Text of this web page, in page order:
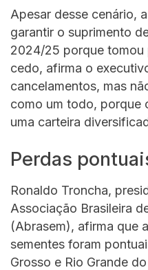
Apesar desse cenário,
garantir o suprimento
2024/25 porque tomou
cedo, afirma o
cancelamentos, mas
como um todo, porque
uma carteira
Perdas
Ronaldo Troncha,
Associação Brasileira
(Abrasem), afirma que
sementes foram
Grosso e Rio Grande